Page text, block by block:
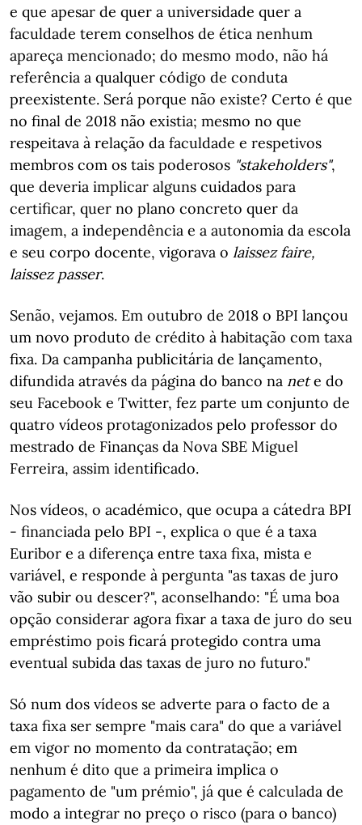
e que apesar de quer a universidade quer a
faculdade terem conselhos de ética nenhum
apareça mencionado; do mesmo modo, não há
referência a qualquer código de conduta
preexistente. Será porque não existe? Certo é que
no final de 2018 não existia; mesmo no que
respeitava à relação da faculdade e respetivos
membros com os tais poderosos "stakeholders",
que deveria implicar alguns cuidados para
certificar, quer no plano concreto quer da
imagem, a independência e a autonomia da escola
e seu corpo docente, vigorava o laissez faire,
laissez passer.
Senão, vejamos. Em outubro de 2018 o BPI lançou
um novo produto de crédito à habitação com taxa
fixa. Da campanha publicitária de lançamento,
difundida através da página do banco na nete do
seu Facebook e Twitter, fez parte um conjunto de
quatro vídeos protagonizados pelo professor do
mestrado de Finanças da Nova SBE Miguel
Ferreira, assim identificado.
Nos vídeos, o académico, que ocupa a cátedra BPI
- financiada pelo BPI -, explica o que é a taxa
Euribor e a diferença entre taxa fixa, mista e
variável, e responde à pergunta "as taxas de juro
vão subir ou descer?", aconselhando: "É uma boa
opção considerar agora fixar a taxa de juro do seu
empréstimo pois ficará protegido contra uma
eventual subida das taxas de juro no futuro."
Só num dos vídeos se adverte para o facto de a
taxa fixa ser sempre "mais cara" do que a variável
em vigor no momento da contratação; em
nenhum é dito que a primeira implica o
pagamento de "um prémio", já que é calculada de
modo a integrar no preço o risco (para o banco)